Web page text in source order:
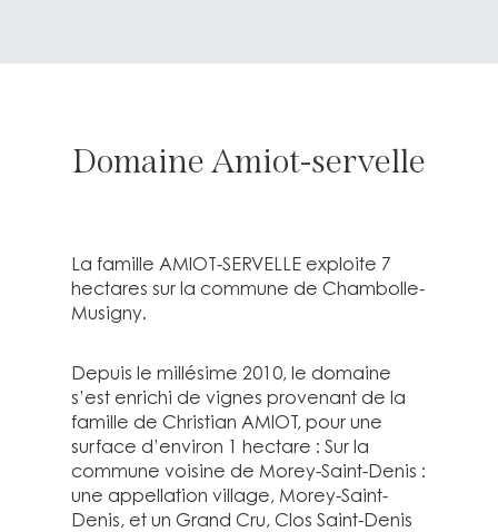
Domaine Amiot-servelle
La famille AMIOT-SERVELLE exploite 7
hectares sur la commune de Chambolle-
Musigny.
Depuis le millésime 2010, le domaine
s’est enrichi de vignes provenant de la
famille de Christian AMIOT, pour une
surface d’environ 1 hectare : Sur la
commune voisine de Morey-Saint-Denis :
une appellation village, Morey-Saint-
Denis, et un Grand Cru, Clos Saint-Denis